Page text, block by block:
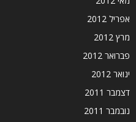
אפריל 2012
מרץ 2012
פברואר 2012
ינואר 2012
דצמבר 2011
נובמבר 2011